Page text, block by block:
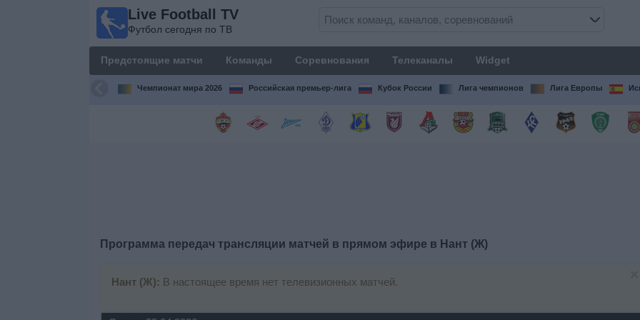
Live Football TV
Футбол сегодня по ТВ
Предстоящие матчи Команды Соревнования Телеканалы Widget
Чемпионат мира 2026 Российская премьер-лига Кубок России Лига чемпионов Лига Европы
Программа передач трансляции матчей в прямом эфире в Нант (Ж)
Нант (Ж): В настоящее время нет телевизионных матчей.